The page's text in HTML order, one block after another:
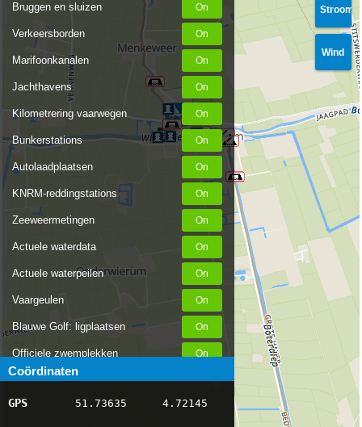
Bruggen en sluizen
Verkeersborden
Marifoonkanalen
Jachthavens
Kilometrering vaarwegen
Bunkerstations
Autolaadplaatsen
KNRM-reddingstations
Zeeweermetingen
Actuele waterdata
Actuele waterpeilen
Vaargeulen
Blauwe Golf: ligplaatsen
Officiele zwemplekken
Stremmingen/hinder
AIS scheepsposities
Coördinaten
GPS 51.73635 4.72145
Stroom
Wind